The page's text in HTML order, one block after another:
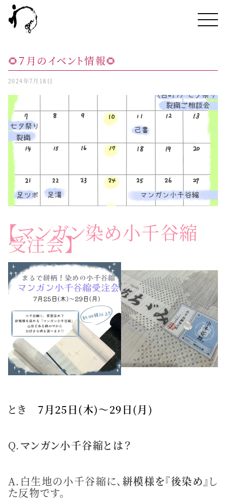
🌻７月のイベント情報🌻
2024年7月18日
【マンガン染め小千谷縮
受注会】
とき 7月25日(木)〜29日(月)
Q.マンガン小千谷縮とは？
A.白生地の小千谷縮に、 絣模様を『後染め』し
た反物です。